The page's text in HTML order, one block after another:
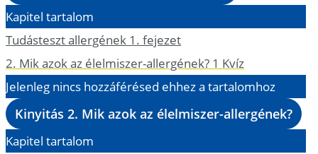
Kapitel tartalom
Tudásteszt allergének 1. fejezet
2. Mik azok az élelmiszer-allergének? 1 Kvíz
Jelenleg nincs hozzáférésed ehhez a tartalomhoz
Kinyitás 2. Mik azok az élelmiszer-allergének?
Kapitel tartalom